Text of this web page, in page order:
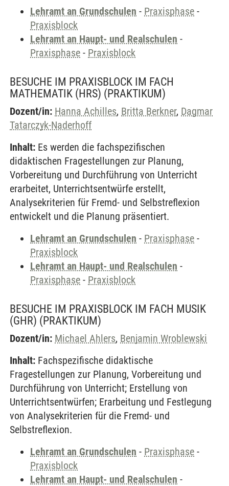
Lehramt an Grundschulen - Praxisphase -
Praxisblock
Lehramt an Haupt- und Realschulen -
Praxisphase - Praxisblock
BESUCHE IM PRAXISBLOCK IM FACH
MATHEMATIK (HRS) (PRAKTIKUM)
Dozent/in: Hanna Achilles, Britta Berkner, Dagmar
Tatarczyk-Naderhoff
Inhalt: Es werden die fachspezifischen
didaktischen Fragestellungen zur Planung,
Vorbereitung und Durchführung von Unterricht
erarbeitet, Unterrichtsentwürfe erstellt,
Analysekriterien für Fremd- und Selbstreflexion
entwickelt und die Planung präsentiert.
Lehramt an Grundschulen - Praxisphase -
Praxisblock
Lehramt an Haupt- und Realschulen -
Praxisphase - Praxisblock
BESUCHE IM PRAXISBLOCK IM FACH MUSIK
(GHR) (PRAKTIKUM)
Dozent/in: Michael Ahlers, Benjamin Wroblewski
Inhalt: Fachspezifische didaktische
Fragestellungen zur Planung, Vorbereitung und
Durchführung von Unterricht; Erstellung von
Unterrichtsentwürfen; Erarbeitung und Festlegung
von Analysekriterien für die Fremd- und
Selbstreflexion.
Lehramt an Grundschulen - Praxisphase -
Praxisblock
Lehramt an Haupt- und Realschulen -